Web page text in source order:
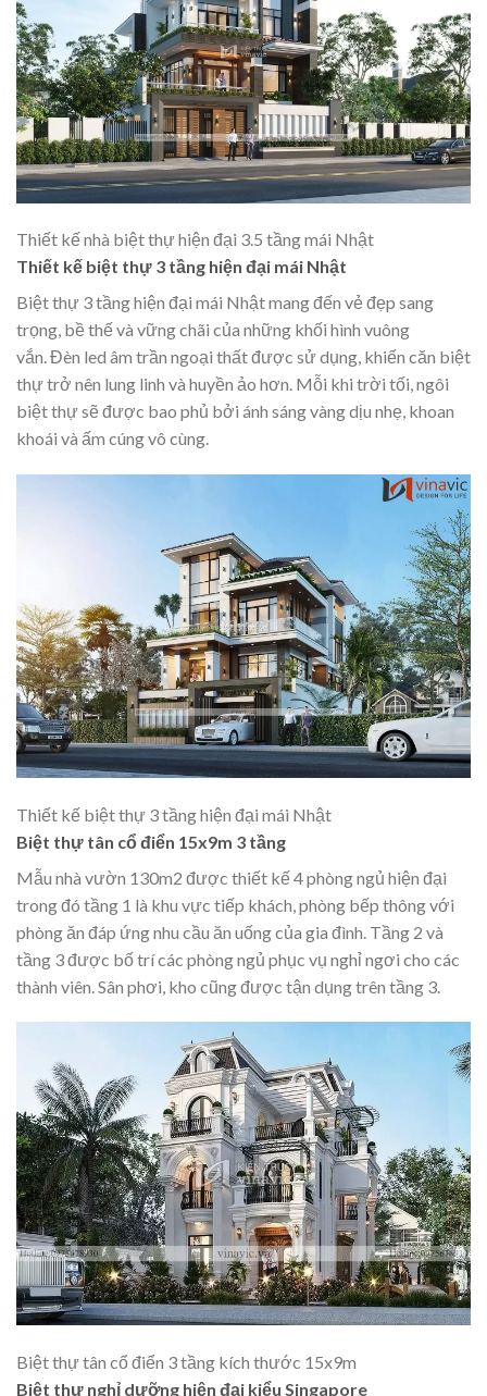
Thiết kế nhà biệt thự hiện đại 3.5 tầng mái Nhật
Thiết kế biệt thự 3 tầng hiện đại mái Nhật
Biệt thự 3 tầng hiện đại mái Nhật mang đến vẻ đẹp sang
trọng, bề thế và vững chãi của những khối hình vuông
vắn. Đèn led âm trần ngoại thất được sử dụng, khiến căn biệt
thự trở nên lung linh và huyền ảo hơn. Mỗi khi trời tối, ngôi
biệt thự sẽ được bao phủ bởi ánh sáng vàng dịu nhẹ, khoan
khoái và ấm cúng vô cùng.
Thiết kế biệt thự 3 tầng hiện đại mái Nhật
Biệt thự tân cổ điển 15x9m 3 tầng
Mẫu nhà vườn 130m2 được thiết kế 4 phòng ngủ hiện đại
trong đó tầng 1 là khu vực tiếp khách, phòng bếp thông với
phòng ăn đáp ứng nhu cầu ăn uống của gia đình. Tầng 2 và
tầng 3 được bố trí các phòng ngủ phục vụ nghỉ ngơi cho các
thành viên. Sân phơi, kho cũng được tận dụng trên tầng 3.
Biệt thự tân cổ điển 3 tầng kích thước 15x9m
Biệt thự nghỉ dưỡng hiện đại kiểu Singapore